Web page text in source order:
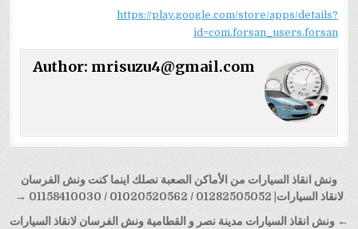
https://play.google.com/store/apps/details?
id=com.forsan_users.forsan
Author: mrisuzu4@gmail.com
تصفّح
المقالات
ونش انقاذ السيارات من الأماكن الصعبة نصلك اينما كنت ونش الفرسان
لانقاذ السيارات| 01282505052 / 01020520562 / 01158410030 →
← ونش انقاذ السيارات مدينة نصر و القطامية ونش الفرسان لانقاذ السيارات